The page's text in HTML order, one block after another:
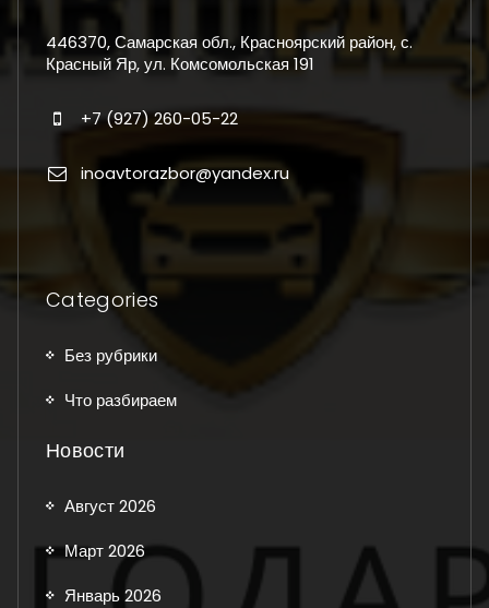
446370, Самарская обл., Красноярский район, с.
Красный Яр, ул. Комсомольская 191
+7 (927) 260-05-22
inoavtorazbor@yandex.ru
Categories
Без рубрики
Что разбираем
Новости
Август 2026
Март 2026
Январь 2026